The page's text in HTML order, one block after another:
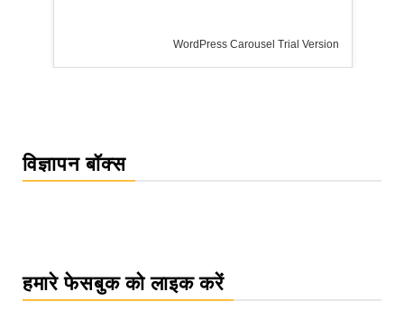
WordPress Carousel Trial Version
विज्ञापन बॉक्स
हमारे फेसबुक को लाइक करें